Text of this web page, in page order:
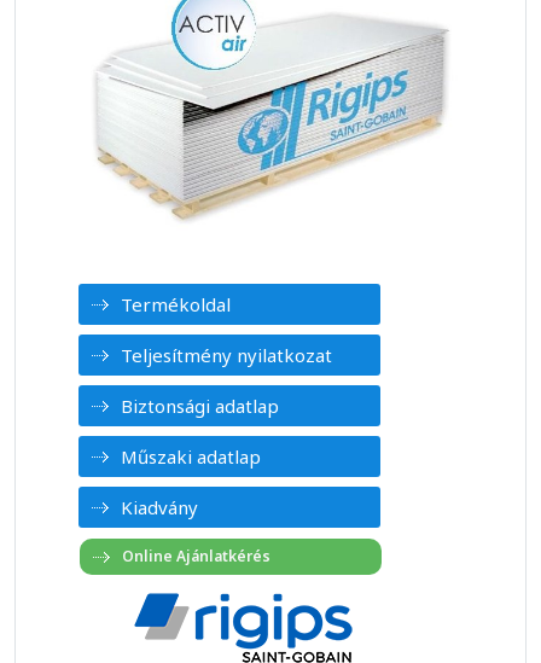
Termékoldal
Teljesítmény nyilatkozat
Biztonsági adatlap
Műszaki adatlap
Kiadvány